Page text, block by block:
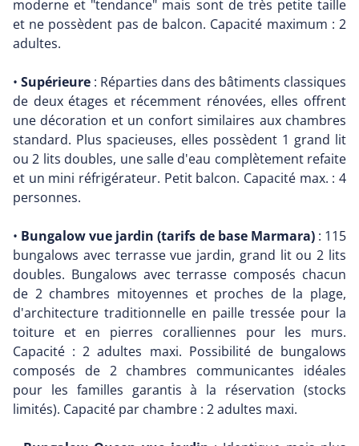
moderne et "tendance" mais sont de très petite taille
et ne possèdent pas de balcon. Capacité maximum : 2
adultes.
• Supérieure : Réparties dans des bâtiments classiques
de deux étages et récemment rénovées, elles offrent
une décoration et un confort similaires aux chambres
standard. Plus spacieuses, elles possèdent 1 grand lit
ou 2 lits doubles, une salle d'eau complètement refaite
et un mini réfrigérateur. Petit balcon. Capacité max. : 4
personnes.
• Bungalow vue jardin (tarifs de base Marmara): 115
bungalows avec terrasse vue jardin, grand lit ou 2 lits
doubles. Bungalows avec terrasse composés chacun
de 2 chambres mitoyennes et proches de la plage,
d'architecture traditionnelle en paille tressée pour la
toiture et en pierres coralliennes pour les murs.
Capacité : 2 adultes maxi. Possibilité de bungalows
composés de 2 chambres communicantes idéales
pour les familles garantis à la réservation (stocks
limités). Capacité par chambre : 2 adultes maxi.